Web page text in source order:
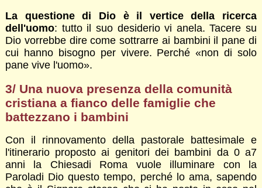
La questione di Dio è il vertice della ricerca
dell'uomo: tutto il suo desiderio vi anela. Tacere su
Dio vorrebbe dire come sottrarre ai bambini il pane di
cui hanno bisogno per vivere. Perché «non di solo
pane vive l'uomo».
3/ Una nuova presenza della comunità
cristiana a fianco delle famiglie che
battezzano i bambini
Con il rinnovamento della pastorale battesimale e
l'itinerario proposto ai genitori dei bambini da 0 a7
anni la Chiesadi Roma vuole illuminare con la
Paroladi Dio questo tempo, perché lo ama, sapendo